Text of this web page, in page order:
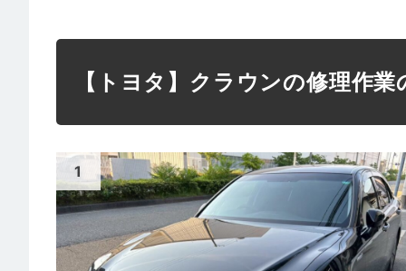
【トヨタ】クラウンの修理作業